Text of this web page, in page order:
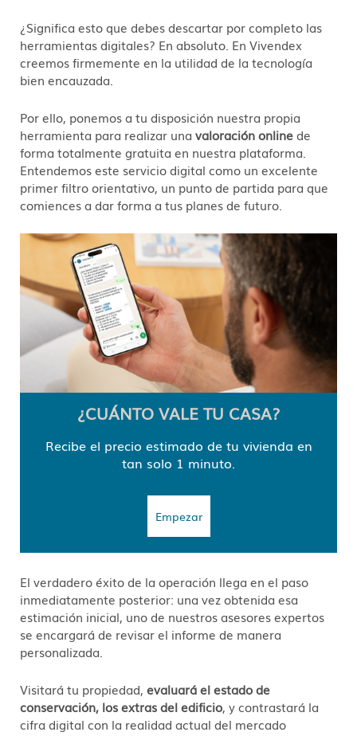
¿Significa esto que debes descartar por completo las
herramientas digitales? En absoluto. En Vivendex
creemos firmemente en la utilidad de la tecnología
bien encauzada.
Por ello, ponemos a tu disposición nuestra propia
herramienta para realizar una valoración onlinede
forma totalmente gratuita en nuestra plataforma.
Entendemos este servicio digital como un excelente
primer filtro orientativo, un punto de partida para que
comiences a dar forma a tus planes de futuro.
¿CUÁNTO VALE TU CASA?
Recibe el precio estimado de tu vivienda en
tan solo 1 minuto.
Empezar
El verdadero éxito de la operación llega en el paso
inmediatamente posterior: una vez obtenida esa
estimación inicial, uno de nuestros asesores expertos
se encargará de revisar el informe de manera
personalizada.
Visitará tu propiedad, evaluará el estado de
conservación, los extras del edificio, y contrastará la
cifra digital con la realidad actual del mercado